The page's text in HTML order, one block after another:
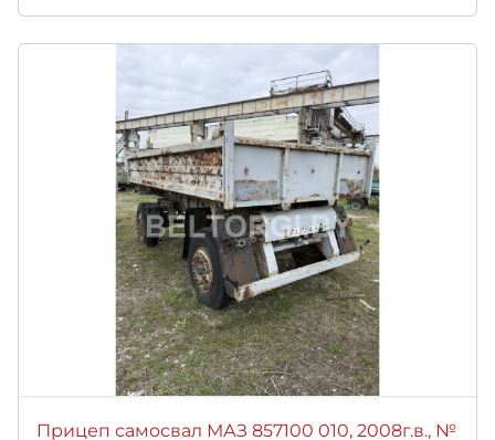
Прицеп самосвал МАЗ 857100 010, 2008г.в., №